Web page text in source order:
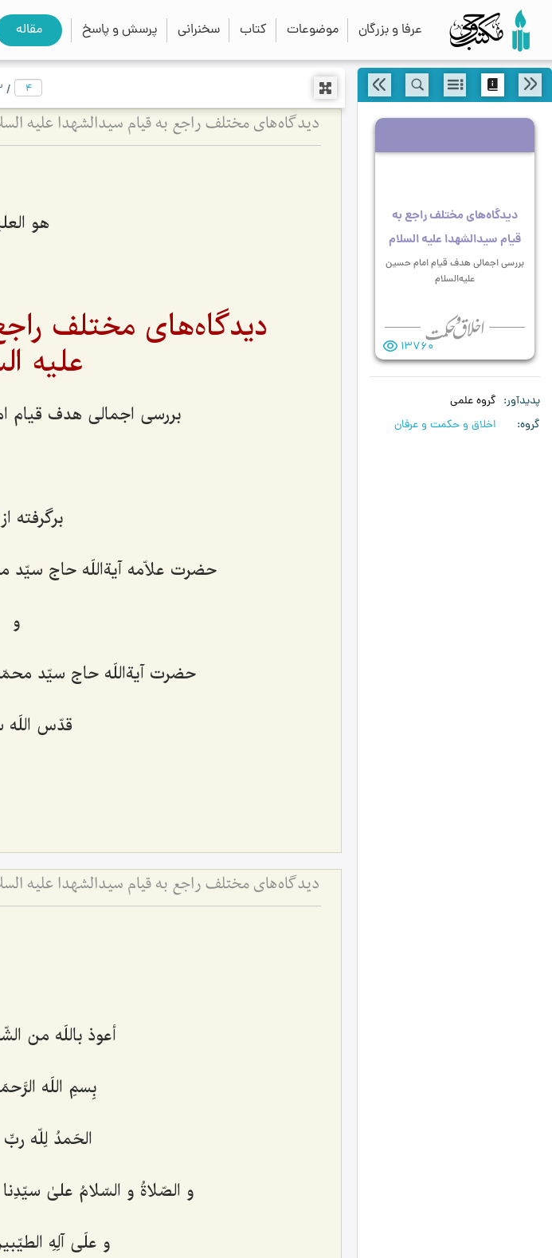
عرفا و بزرگان موضوعات کتاب سخنرانی پرسش و پاسخ مقالهsearch
دیدگاه‌های مختلف راجع به
قیام سیدالشهدا علیه السلام
بررسی اجمالی هدف قیام امام حسین
علیه‌السلام
13760
پدیدآور
گروه علمی
گروه
اخلاق و حکمت و عرفان
/
هو
دیدگاه‌های مختلف
علیه
بررسی اجمالی هدف قیام
برگرفته
حضرت علاّمه آیةاللَه حاج
و
حضرت آیةاللَه حاج سیّد
قدّس اللَه
أعوذ باللَه من
بِسمِ اللَه
الحَمدُ لِلّه ربِّ
و الصّلاةُ و السّلامُ علیٰ
و علَی آلِهِ